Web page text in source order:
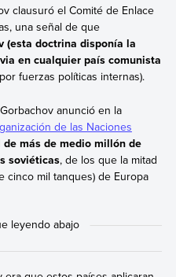
clausuró el Comité de Enlace
una señal de que
(esta doctrina disponía la
en cualquier país comunista
fuerzas políticas internas).
anunció en la
de las Naciones
más de medio millón de
soviéticas, de los que la mitad
cinco mil tanques) de Europa